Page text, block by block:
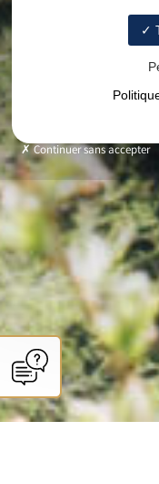
Continuer sans accepter